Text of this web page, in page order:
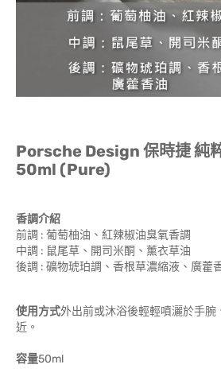
Porsche Design 保時捷 純
50ml (Pure)
香調介紹
前調 : 葡萄柚油、紅辣椒油臭氧香調
中調 : 鼠尾草、開司米酮、薰衣草油
後調 : 礦物琥珀調、香根草濃縮液、廣藿
使用方式外出前或沐浴後輕輕噴灑於手腕
近。
容量50ml